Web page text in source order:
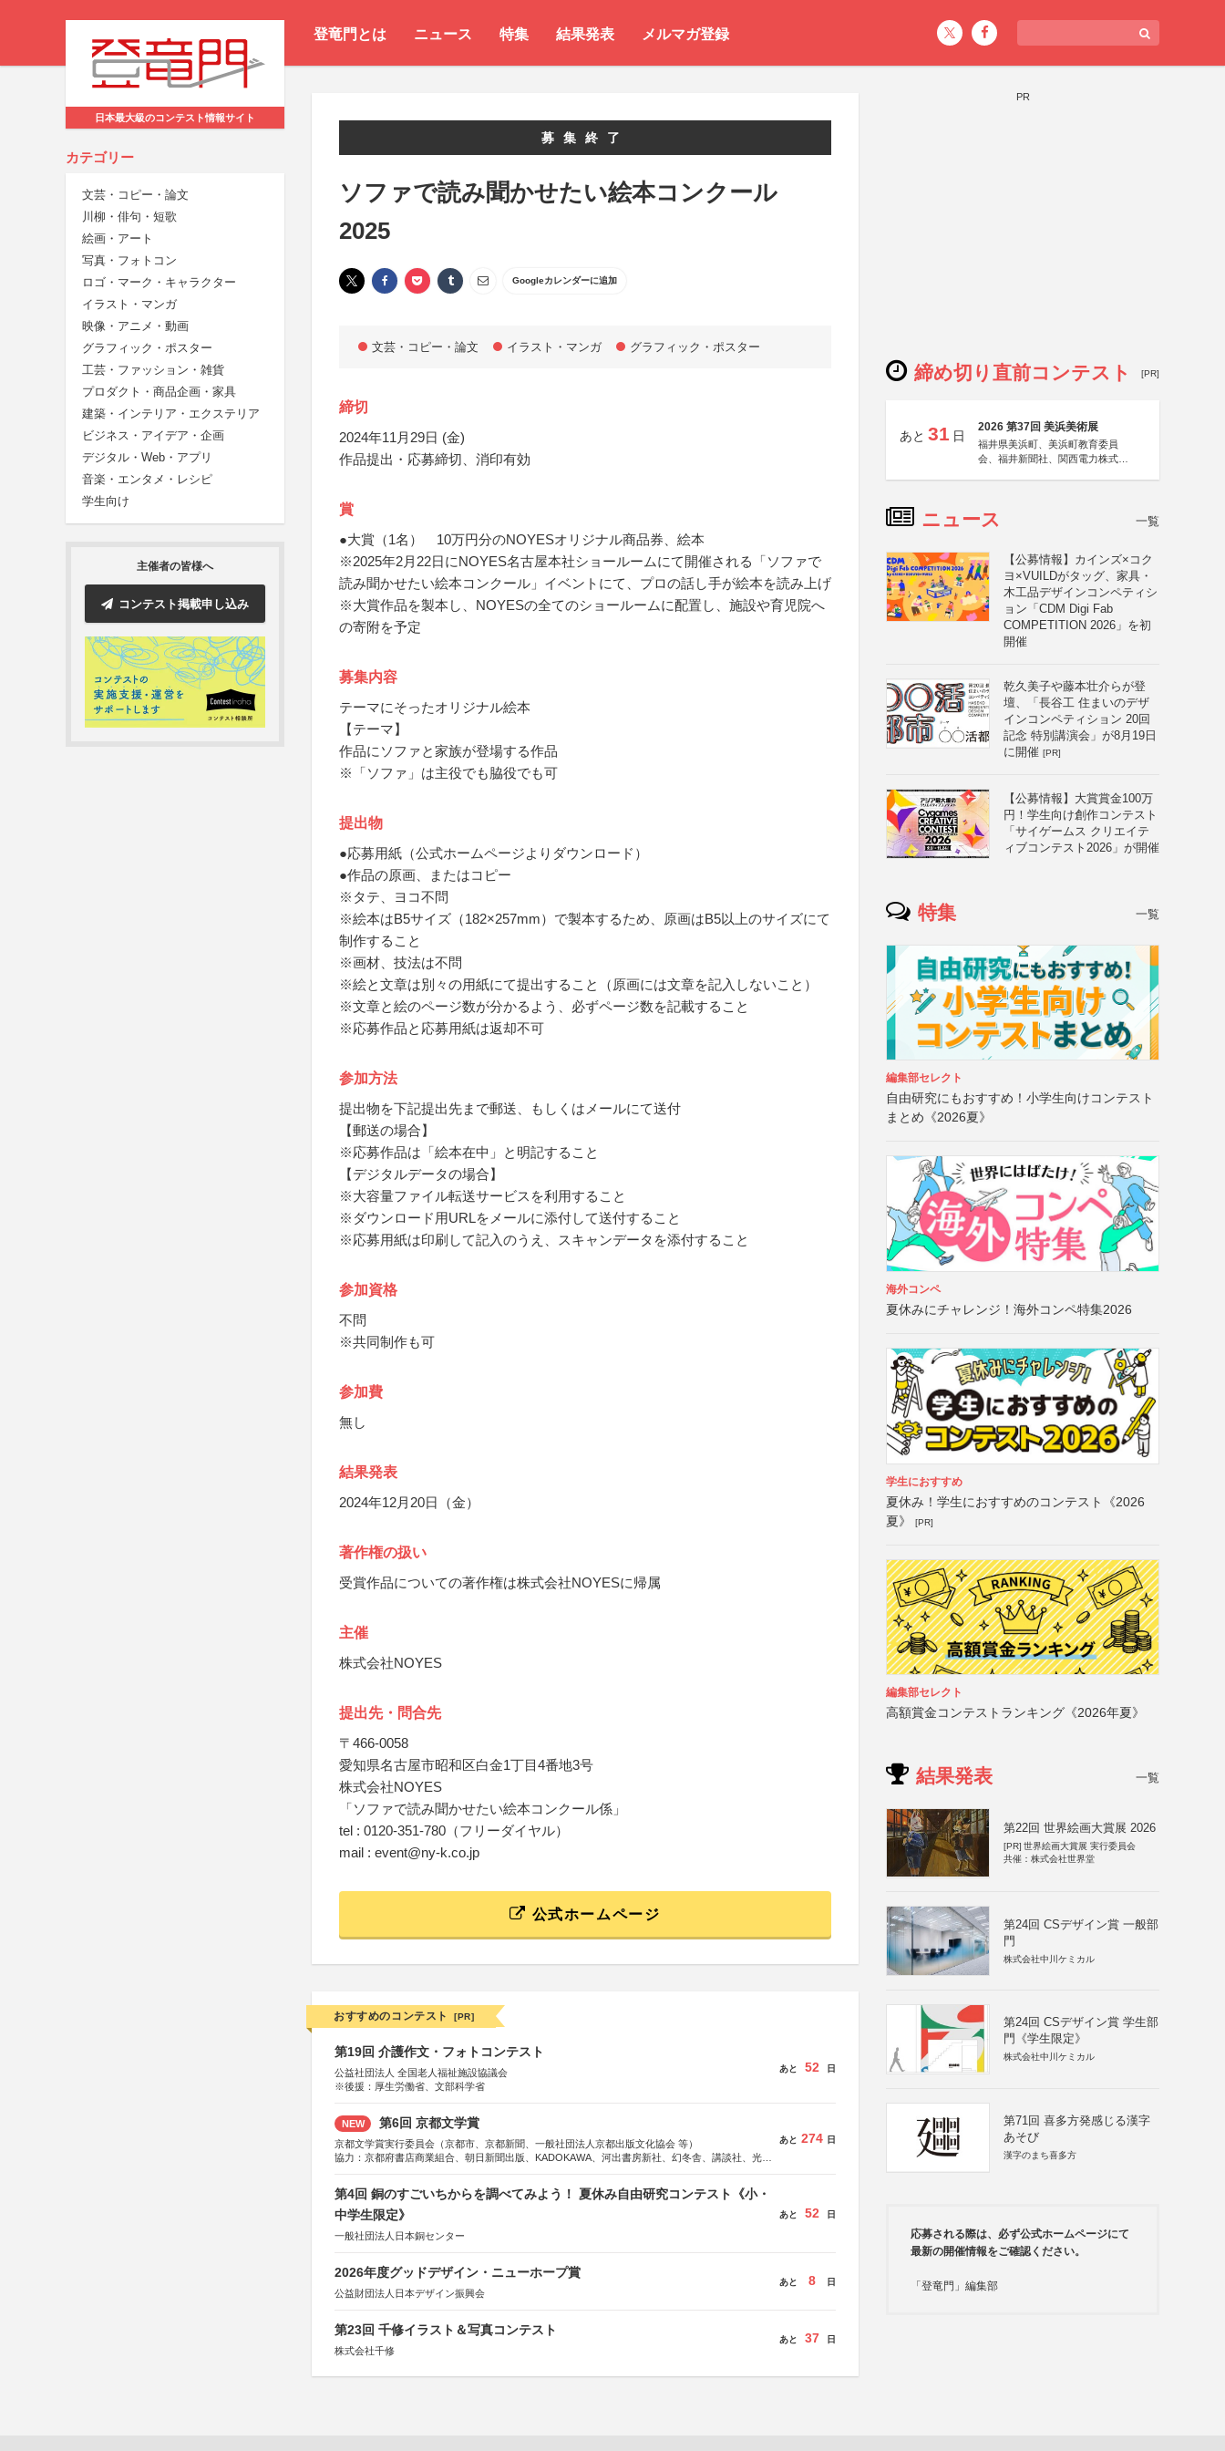
登竜門とは ニュース 特集 結果発表 メルマガ登録
日本最大級のコンテスト情報サイト
カテゴリー
文芸・コピー・論文
川柳・俳句・短歌
絵画・アート
写真・フォトコン
ロゴ・マーク・キャラクター
イラスト・マンガ
映像・アニメ・動画
グラフィック・ポスター
工芸・ファッション・雑貨
プロダクト・商品企画・家具
建築・インテリア・エクステリア
ビジネス・アイデア・企画
デジタル・Web・アプリ
音楽・エンタメ・レシピ
学生向け
主催者の皆様へ
コンテスト掲載申し込み
募集終了
ソファで読み聞かせたい絵本コンクール
2025
Googleカレンダーに追加
文芸・コピー・論文 イラスト・マンガ グラフィック・ポスター
締切
2024年11月29日 (金)
作品提出・応募締切、消印有効
賞
●大賞（1名） 10万円分のNOYESオリジナル商品券、絵本
※2025年2月22日にNOYES名古屋本社ショールームにて開催される「ソファで
読み聞かせたい絵本コンクール」イベントにて、プロの話し手が絵本を読み上げ
※大賞作品を製本し、NOYESの全てのショールームに配置し、施設や育児院へ
の寄附を予定
募集内容
テーマにそったオリジナル絵本
【テーマ】
作品にソファと家族が登場する作品
※「ソファ」は主役でも脇役でも可
提出物
●応募用紙（公式ホームページよりダウンロード）
●作品の原画、またはコピー
※タテ、ヨコ不問
※絵本はB5サイズ（182×257mm）で製本するため、原画はB5以上のサイズにて
制作すること
※画材、技法は不問
※絵と文章は別々の用紙にて提出すること（原画には文章を記入しないこと）
※文章と絵のページ数が分かるよう、必ずページ数を記載すること
※応募作品と応募用紙は返却不可
参加方法
提出物を下記提出先まで郵送、もしくはメールにて送付
【郵送の場合】
※応募作品は「絵本在中」と明記すること
【デジタルデータの場合】
※大容量ファイル転送サービスを利用すること
※ダウンロード用URLをメールに添付して送付すること
※応募用紙は印刷して記入のうえ、スキャンデータを添付すること
参加資格
不問
※共同制作も可
参加費
無し
結果発表
2024年12月20日（金）
著作権の扱い
受賞作品についての著作権は株式会社NOYESに帰属
主催
株式会社NOYES
提出先・問合先
〒466-0058
愛知県名古屋市昭和区白金1丁目4番地3号
株式会社NOYES
「ソファで読み聞かせたい絵本コンクール係」
tel : 0120-351-780（フリーダイヤル）
mail : event@ny-k.co.jp
公式ホームページ
おすすめのコンテスト [PR]
第19回 介護作文・フォトコンテスト
公益社団法人 全国老人福祉施設協議会
※後援：厚生労働省、文部科学省
あと 52 日
NEW 第6回 京都文学賞
京都文学賞実行委員会（京都市、京都新聞、一般社団法人京都出版文化協会 等）
協力：京都府書店商業組合、朝日新聞出版、KADOKAWA、河出書房新社、幻冬舎、講談社、光文
研究所、双葉社、文藝春秋、ポプラ社、毎日新聞出版
あと 274 日
第4回 銅のすごいちからを調べてみよう！ 夏休み自由研究コンテスト《小・
中学生限定》
一般社団法人日本銅センター
あと 52 日
2026年度グッドデザイン・ニューホープ賞
公益財団法人日本デザイン振興会
あと 8 日
第23回 千修イラスト＆写真コンテスト
株式会社千修
あと 37 日
PR
締め切り直前コンテスト [PR]
あと 31 日
2026 第37回 美浜美術展
福井県美浜町、美浜町教育委員
会、福井新聞社、関西電力株式会
ニュース 一覧
【公募情報】カインズ×コク
ヨ×VUILDがタッグ、家具・
木工品デザインコンペティシ
ョン「CDM Digi Fab
COMPETITION 2026」を初
開催
乾久美子や藤本壮介らが登
壇、「長谷工 住まいのデザ
インコンペティション 20回
記念 特別講演会」が8月19日
に開催 [PR]
【公募情報】大賞賞金100万
円！学生向け創作コンテスト
「サイゲームス クリエイテ
ィブコンテスト2026」が開催
特集 一覧
編集部セレクト
自由研究にもおすすめ！小学生向けコンテスト
まとめ《2026夏》
海外コンペ
夏休みにチャレンジ！海外コンペ特集2026
学生におすすめ
夏休み！学生におすすめのコンテスト《2026
夏》
[PR]
編集部セレクト
高額賞金コンテストランキング《2026年夏》
結果発表 一覧
第22回 世界絵画大賞展 2026
[PR] 世界絵画大賞展 実行委員会
共催：株式会社世界堂
第24回 CSデザイン賞 一般部
門
株式会社中川ケミカル
第24回 CSデザイン賞 学生部
門《学生限定》
株式会社中川ケミカル
第71回 喜多方発感じる漢字
あそび
漢字のまち喜多方
応募される際は、必ず公式ホームページにて
最新の開催情報をご確認ください。
「登竜門」編集部